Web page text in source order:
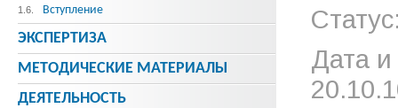
Дата
1.6. Вступление
ЭКСПЕРТИЗА
МЕТОДИЧЕСКИE МАТЕРИАЛЫ
ДЕЯТЕЛЬНОСТЬ